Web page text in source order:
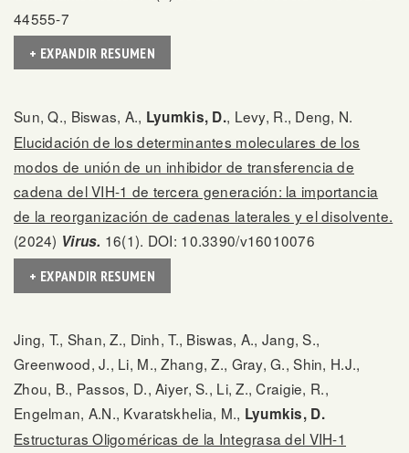
44555-7
+ EXPANDIR RESUMEN
Sun, Q., Biswas, A., Lyumkis, D., Levy, R., Deng, N.
Elucidación de los determinantes moleculares de los
modos de unión de un inhibidor de transferencia de
cadena del VIH-1 de tercera generación: la importancia
de la reorganización de cadenas laterales y el disolvente.
(2024) Virus. 16(1). DOI: 10.3390/v16010076
+ EXPANDIR RESUMEN
Jing, T., Shan, Z., Dinh, T., Biswas, A., Jang, S.,
Greenwood, J., Li, M., Zhang, Z., Gray, G., Shin, H.J.,
Zhou, B., Passos, D., Aiyer, S., Li, Z., Craigie, R.,
Engelman, A.N., Kvaratskhelia, M., Lyumkis, D.
Estructuras Oligoméricas de la Integrasa del VIH-1